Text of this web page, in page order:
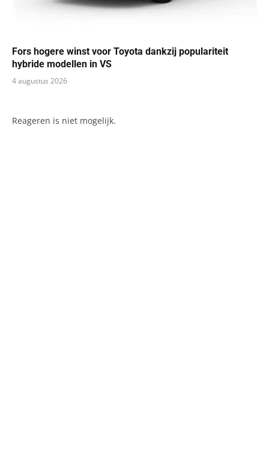
Fors hogere winst voor Toyota dankzij populariteit
hybride modellen in VS
4 augustus 2026
Reageren is niet mogelijk.